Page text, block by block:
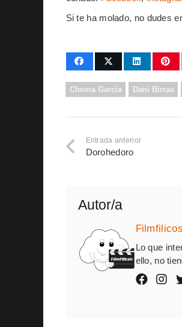
Si te ha molado, no dudes
Chema García Dani Birras
Entrada anterior
Dorohedoro
Autor/a
Filmfilicos
Lo que
ello, no